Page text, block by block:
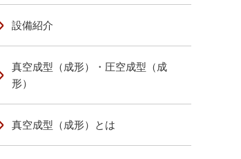
設備紹介
真空成型（成形）・圧空成型（成
形）
真空成型（成形）とは